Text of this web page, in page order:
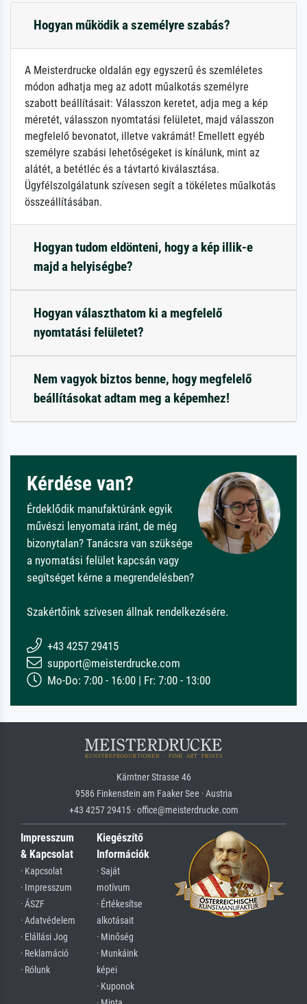
Hogyan működik a személyre szabás?
A Meisterdrucke oldalán egy egyszerű és szemléletes
módon adhatja meg az adott műalkotás személyre
szabott beállításait: Válasszon keretet, adja meg a kép
méretét, válasszon nyomtatási felületet, majd válasszon
megfelelő bevonatot, illetve vakrámát! Emellett egyéb
személyre szabási lehetőségeket is kínálunk, mint az
alátét, a betétléc és a távtartó kiválasztása.
Ügyfélszolgálatunk szívesen segít a tökéletes műalkotás
összeállításában.
Hogyan tudom eldönteni, hogy a kép illik-e
majd a helyiségbe?
Hogyan választhatom ki a megfelelő
nyomtatási felületet?
Nem vagyok biztos benne, hogy megfelelő
beállításokat adtam meg a képemhez!
Kérdése van?
Érdeklődik manufaktúránk egyik
művészi lenyomata iránt, de még
bizonytalan? Tanácsra van szüksége
a nyomatási felület kapcsán vagy
segítséget kérne a megrendelésben?
Szakértőink szívesen állnak rendelkezésére.
+43 4257 29415
support@meisterdrucke.com
Mo-Do: 7:00 - 16:00 | Fr: 7:00 - 13:00
Kärntner Strasse 46
9586 Finkenstein am Faaker See · Austria
+43 4257 29415 · office@meisterdrucke.com
Impresszum
& Kapcsolat
· Kapcsolat
· Impresszum
· ÁSZF
· Adatvédelem
· Elállási Jog
· Reklamáció
· Rólunk
Kiegészítő
Információk
· Saját
motívum
· Értékesítse
alkotásait
· Minőség
· Munkáink
képei
· Kuponok